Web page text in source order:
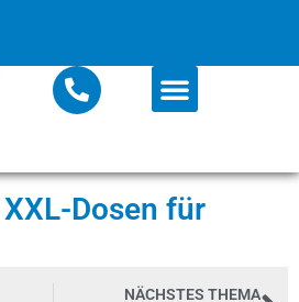
Dosen für
NÄCHSTES THEMA